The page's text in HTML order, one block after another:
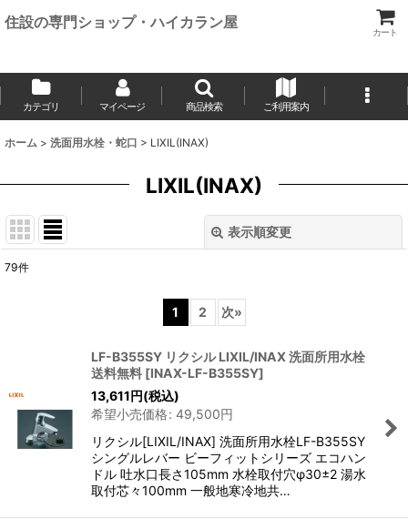
住設の専門ショップ・ハイカラン屋
カート
カテゴリ マイページ 商品検索 ご利用案内
ホーム > 洗面用水栓・蛇口 > LIXIL(INAX)
LIXIL(INAX)
表示順変更
絞り込む
79件
1 2 次»
LF-B355SY リクシル LIXIL/INAX 洗面所用水栓
送料無料 [INAX-LF-B355SY]
13,611円(税込)
希望小売価格: 49,500円
リクシル[LIXIL/INAX] 洗面所用水栓LF-B355SY
シングルレバー ビーフィットシリーズ エコハン
ドル 吐水口長さ105mm 水栓取付穴φ30±2 湯水
取付芯々100mm 一般地寒冷地共…